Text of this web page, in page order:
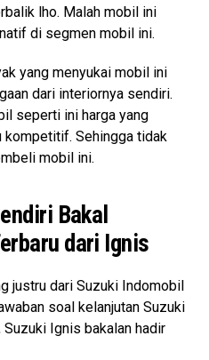
lho. Malah mobil ini
di segmen mobil ini.
yang menyukai mobil ini
dari interiornya sendiri.
seperti ini harga yang
kompetitif. Sehingga tidak
mobil ini.
Bakal
dari Ignis
justru dari Suzuki Indomobil
soal kelanjutan Suzuki
Ignis bakalan hadir